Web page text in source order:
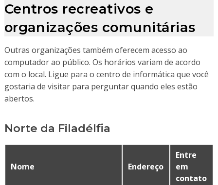
Centros recreativos e
organizações comunitárias
Outras organizações também oferecem acesso ao
computador ao público. Os horários variam de acordo
com o local. Ligue para o centro de informática que você
gostaria de visitar para perguntar quando eles estão
abertos.
Norte da Filadélfia
Nome Endereço
Entre
em
contato